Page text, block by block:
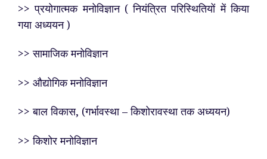
>> प्रयोगात्मक मनोविज्ञान ( नियंत्रित परिस्थितियों में किया
गया अध्ययन )
>> सामाजिक मनोविज्ञान
>> औद्योगिक मनोविज्ञान
>> बाल विकास, (गर्भावस्था – किशोरावस्था तक अध्ययन)
>> किशोर मनोविज्ञान